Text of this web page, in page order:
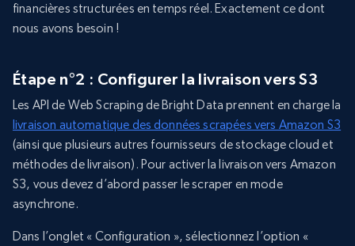
financières structurées en temps réel. Exactement ce dont
nous avons besoin !
Étape n°2 : Configurer la livraison vers S3
Les API de Web Scraping de Bright Data prennent en charge la
livraison automatique des données scrapées vers Amazon S3
(ainsi que plusieurs autres fournisseurs de stockage cloud et
méthodes de livraison). Pour activer la livraison vers Amazon
S3, vous devez d’abord passer le scraper en mode
asynchrone.
Dans l’onglet « Configuration », sélectionnez l’option «